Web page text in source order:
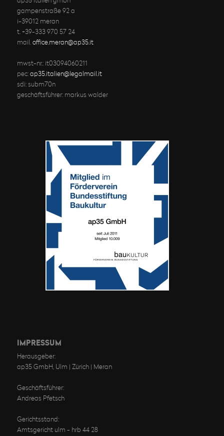
gampenstraße 92 a
i-39012 meran
t. +39-333 970 57 24
mail. office.meran@ap35.it
mwst-nr.: it03094060211
pec: ap35.italien@legalmail.it
sdi: subm70n
geschäftsführer: markus walder
IMPRESSUM
Herausgeber:
ap35 GmbH, Ulm | Zürich | Meran
Geschäftsführer:
Andreas Pfetsch
Gerichtsstand:
Amtsgericht ulm - hrb 44 28